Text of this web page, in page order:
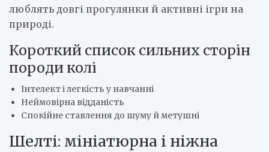
люблять довгі прогулянки й активні ігри на
природі.
Короткий список сильних сторін
породи колі
Інтелект і легкість у навчанні
Неймовірна відданість
Спокійне ставлення до шуму й метушні
Шелті: мініатюрна і ніжна